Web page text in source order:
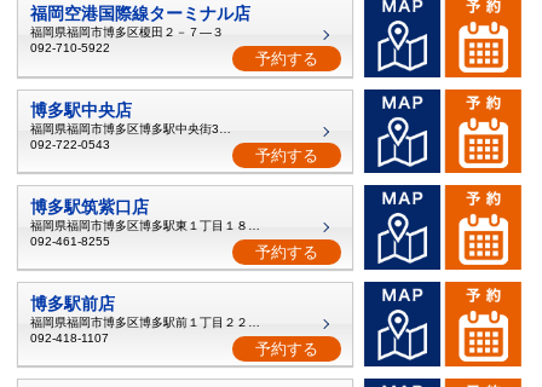
福岡空港国際線ターミナル店
福岡県福岡市博多区榎田２－７―３
092-710-5922
予約する
博多駅中央店
092-722-0543
予約する
博多駅筑紫口店
092-461-8255
予約する
博多駅前店
092-418-1107
予約する